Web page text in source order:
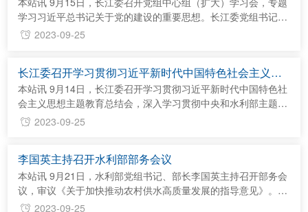
和党员先...
学习习近平总书记关于党的建设的重要思想。长江委党组书记、
主任马建华主持会议，长江委党组成员、机关党委副书记、机关
贯彻习近平总书记关于党的建设的重要思想》为题，从习近平总
书记关于党的建设的重要思想的源头依据、重大意义、科学内涵
等方面...
2023-09-25
长江委召开学习贯彻习近平新时代中国特色社会主义思
想主题教育总结会
本站讯 9月14日，长江委召开学习贯彻习近平新时代中国特色社
会主义思想主题教育总结会，深入学习贯彻中央和水利部主题教
育总结会精神，回顾总结长江委主题教育开展情况，部署长江委
莉等同志到会指导。委党组成员、机关党委副书记、机关纪委书
记任红梅主持会议。 马建华指出，主题教育开展以来，在水利
部党组...
2023-09-25
李国英主持召开水利部部务会议
本站讯 9月21日，水利部党组书记、部长李国英主持召开部务会
议，审议《关于加快推动农村供水高质量发展的指导意见》。
会议强调，要深入贯彻落实习近平总书记重要指示精神，深刻认
2023-09-25